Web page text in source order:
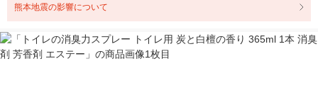
熊本地震の影響について